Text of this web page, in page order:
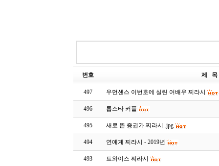
번호 제 목
497 우먼센스 이번호에 실린 여배우 찌라시
496 톱스타 커플
495 새로 뜬 증권가 찌라시..jpg
494 연예계 찌라시 - 2019년
493 트와이스 찌라시